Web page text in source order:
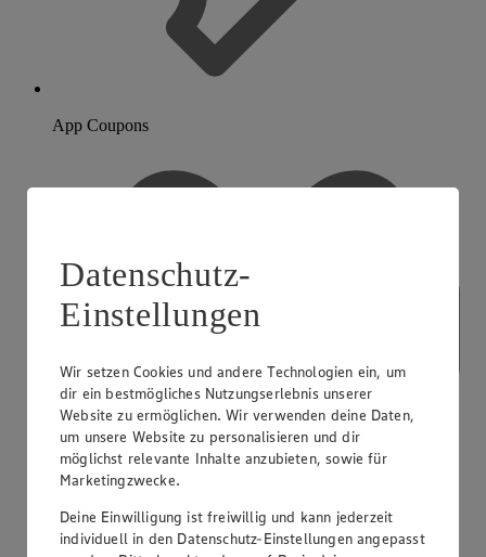
App Coupons
Datenschutz-
Einstellungen
Wir setzen Cookies und andere Technologien ein, um
dir ein bestmögliches Nutzungserlebnis unserer
Website zu ermöglichen. Wir verwenden deine Daten,
um unsere Website zu personalisieren und dir
möglichst relevante Inhalte anzubieten, sowie für
Marketingzwecke.
Deine Einwilligung ist freiwillig und kann jederzeit
individuell in den Datenschutz-Einstellungen angepasst